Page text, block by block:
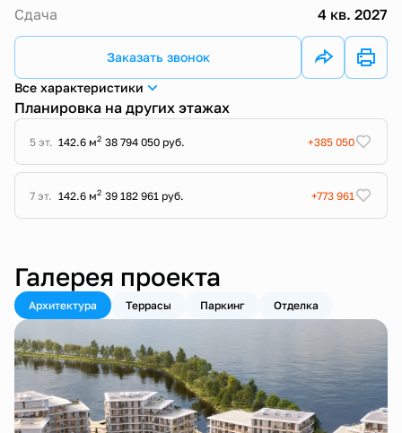
Сдача 4 кв. 2027
Заказать звонок
Все характеристики
Планировка на других этажах
5 эт. 142.6 м2 38 794 050 руб. +385 050
7 эт. 142.6 м2 39 182 961 руб. +773 961
Галерея проекта
Архитектура Террасы Паркинг Отделка